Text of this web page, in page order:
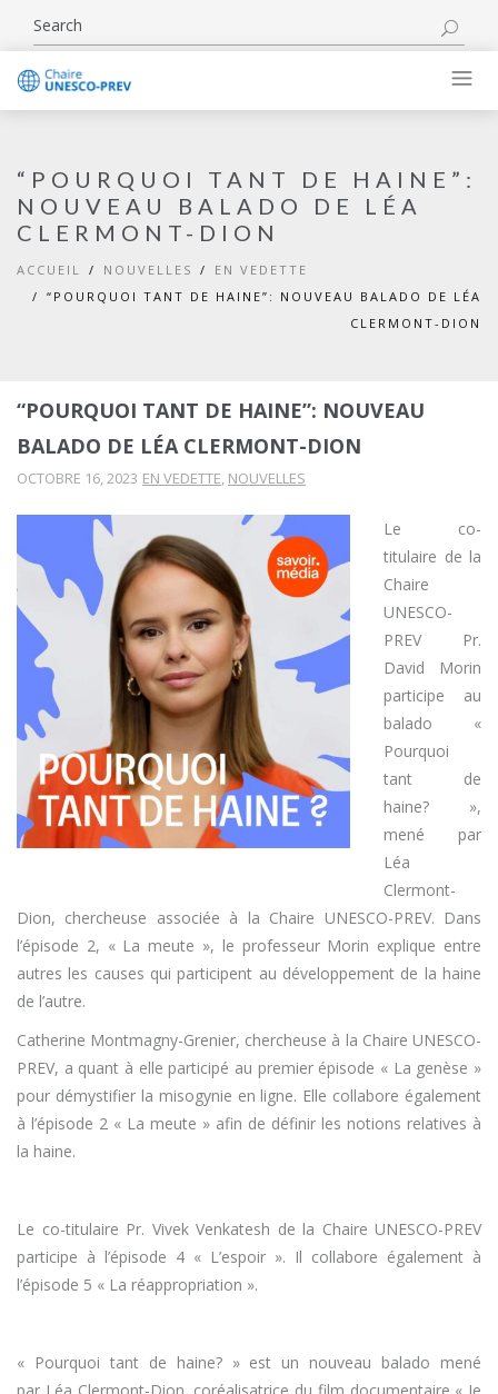
“POURQUOI TANT DE HAINE”:
NOUVEAU BALADO DE LÉA
CLERMONT-DION
ACCUEIL NOUVELLES
EN VEDETTE
“POURQUOI TANT DE HAINE”: NOUVEAU BALADO DE LÉA
CLERMONT-DION
“POURQUOI TANT DE HAINE”: NOUVEAU
BALADO DE LÉA CLERMONT-DION
OCTOBRE 16, 2023 EN VEDETTE, NOUVELLES
Le co-
titulaire de la
Chaire
UNESCO-
PREV Pr.
David Morin
participe au
balado «
Pourquoi
tant de
haine? »,
mené par
Léa
Clermont-
Dion, chercheuse associée à la Chaire UNESCO-PREV. Dans
l’épisode 2, « La meute », le professeur Morin explique entre
autres les causes qui participent au développement de la haine
de l’autre.
Catherine Montmagny-Grenier, chercheuse à la Chaire UNESCO-
PREV, a quant à elle participé au premier épisode « La genèse »
pour démystifier la misogynie en ligne. Elle collabore également
à l’épisode 2 « La meute » afin de définir les notions relatives à
la haine.
Le co-titulaire Pr. Vivek Venkatesh de la Chaire UNESCO-PREV
participe à l’épisode 4 « L’espoir ». Il collabore également à
l’épisode 5 « La réappropriation ».
« Pourquoi tant de haine? » est un nouveau balado mené